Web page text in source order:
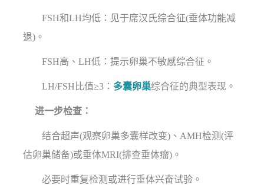
FSH和LH均低：见于席汉氏综合征(垂体功能减
退)。
FSH高、LH低：提示卵巢不敏感综合征。
LH/FSH比值≥3： 多囊卵巢综合征的典型表现。
进一步检查：
结合超声(观察卵巢多囊样改变)、AMH检测(评
估卵巢储备)或垂体MRI(排查垂体瘤)。
必要时重复检测或进行垂体兴奋试验。